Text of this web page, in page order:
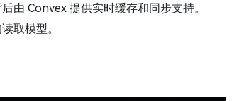
由 Convex 提供实时缓存和同步支持。
取模型。